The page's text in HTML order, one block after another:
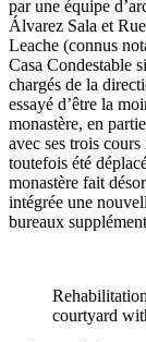
par une équipe
Álvarez Sala et
Leache (connus
Casa Condestable
chargés de la
essayé d’être la
monastère, en
avec ses trois
toutefois été
monastère fait
intégrée une
bureaux
courtyard